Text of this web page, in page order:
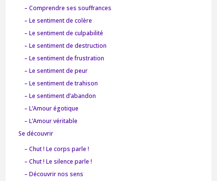
– Comprendre ses souffrances
– Le sentiment de colère
– Le sentiment de culpabilité
– Le sentiment de destruction
– Le sentiment de frustration
– Le sentiment de peur
– Le sentiment de trahison
– Le sentiment d’abandon
– L’Amour égotique
– L’Amour véritable
Se découvrir
– Chut ! Le corps parle !
– Chut ! Le silence parle !
– Découvrir nos sens